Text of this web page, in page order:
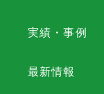
実績・事例
最新情報